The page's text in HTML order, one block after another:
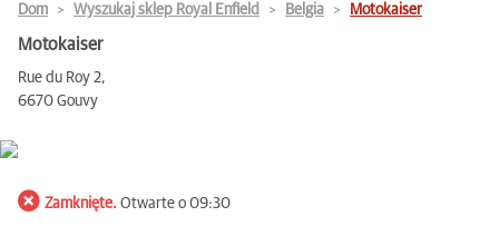
Dom Wyszukaj sklep Royal Enfield Belgia Motokaiser
Motokaiser
Rue du Roy 2,
6670 Gouvy
Zamknięte. Otwarte o 09:30